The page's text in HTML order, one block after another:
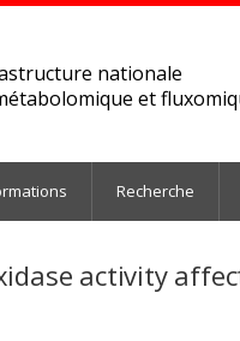
nationale
et
Recherche
activity